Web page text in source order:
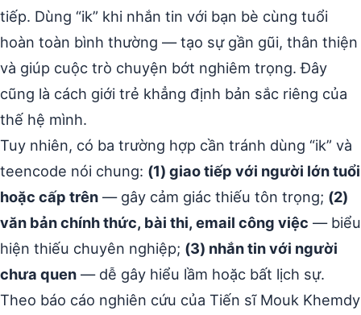
tiếp. Dùng “ik” khi nhắn tin với bạn bè cùng tuổi
hoàn toàn bình thường — tạo sự gần gũi, thân thiện
và giúp cuộc trò chuyện bớt nghiêm trọng. Đây
cũng là cách giới trẻ khẳng định bản sắc riêng của
thế hệ mình.
Tuy nhiên, có ba trường hợp cần tránh dùng “ik” và
teencode nói chung: (1) giao tiếp với người lớn tuổi
hoặc cấp trên — gây cảm giác thiếu tôn trọng; (2)
văn bản chính thức, bài thi, email công việc — biểu
hiện thiếu chuyên nghiệp; (3) nhắn tin với người
chưa quen — dễ gây hiểu lầm hoặc bất lịch sự.
Theo báo cáo nghiên cứu của Tiến sĩ Mouk Khemdy